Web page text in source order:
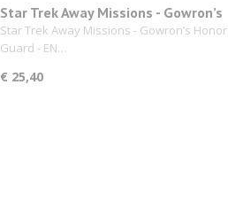
Star Trek Away Missions - Gowron’s
Honor Guard
Star Trek Away Missions - Gowron’s Honor
Guard - EN…
€ 25,40